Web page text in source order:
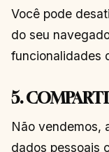
Você pode
do seu
funcionalidades
5.
Não vendemos,
dados pessoais